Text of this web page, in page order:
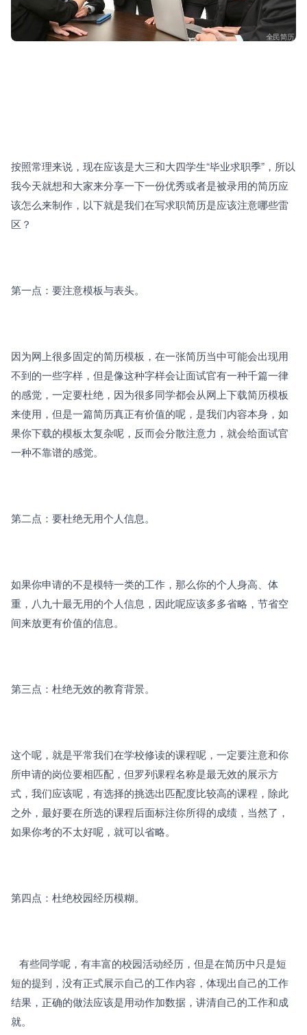
按照常理来说，现在应该是大三和大四学生“毕业求职季”，所以
我今天就想和大家来分享一下一份优秀或者是被录用的简历应
该怎么来制作，以下就是我们在写求职简历是应该注意哪些雷
区？
第一点：要注意模板与表头。
因为网上很多固定的简历模板，在一张简历当中可能会出现用
不到的一些字样，但是像这种字样会让面试官有一种千篇一律
的感觉，一定要杜绝，因为很多同学都会从网上下载简历模板
来使用，但是一篇简历真正有价值的呢，是我们内容本身，如
果你下载的模板太复杂呢，反而会分散注意力，就会给面试官
一种不靠谱的感觉。
第二点：要杜绝无用个人信息。
如果你申请的不是模特一类的工作，那么你的个人身高、体
重，八九十最无用的个人信息，因此呢应该多多省略，节省空
间来放更有价值的信息。
第三点：杜绝无效的教育背景。
这个呢，就是平常我们在学校修读的课程呢，一定要注意和你
所申请的岗位要相匹配，但罗列课程名称是最无效的展示方
式，我们应该呢，有选择的挑选出匹配度比较高的课程，除此
之外，最好要在所选的课程后面标注你所得的成绩，当然了，
如果你考的不太好呢，就可以省略。
第四点：杜绝校园经历模糊。
短的提到，没有正式展示自己的工作内容，体现出自己的工作
结果，正确的做法应该是用动作加数据，讲清自己的工作和成
就。